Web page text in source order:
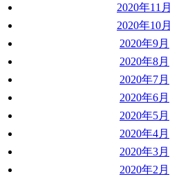
2020年11月
2020年10月
2020年9月
2020年8月
2020年7月
2020年6月
2020年5月
2020年4月
2020年3月
2020年2月